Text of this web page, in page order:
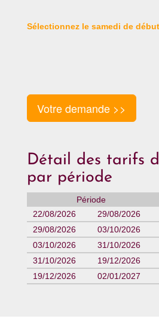
Sélectionnez le samedi de
Votre demande >>
Détail des tarifs
par période
Période
22/08/2026
29/08/2026
29/08/2026
03/10/2026
03/10/2026
31/10/2026
31/10/2026
19/12/2026
19/12/2026
02/01/2027